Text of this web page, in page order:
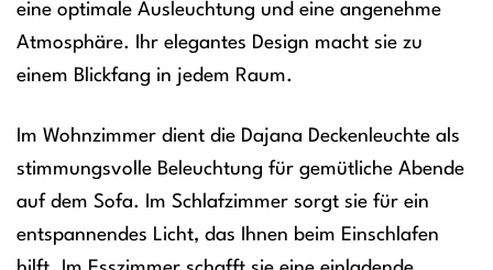
eine optimale Ausleuchtung und eine angenehme
Atmosphäre. Ihr elegantes Design macht sie zu
einem Blickfang in jedem Raum.
Im Wohnzimmer dient die Dajana Deckenleuchte als
stimmungsvolle Beleuchtung für gemütliche Abende
auf dem Sofa. Im Schlafzimmer sorgt sie für ein
entspannendes Licht, das Ihnen beim Einschlafen